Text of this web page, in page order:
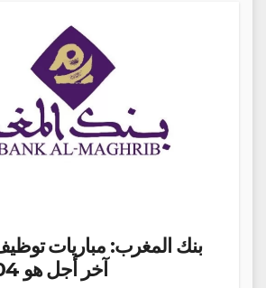
آخر أجل هو 04 ماي 2026